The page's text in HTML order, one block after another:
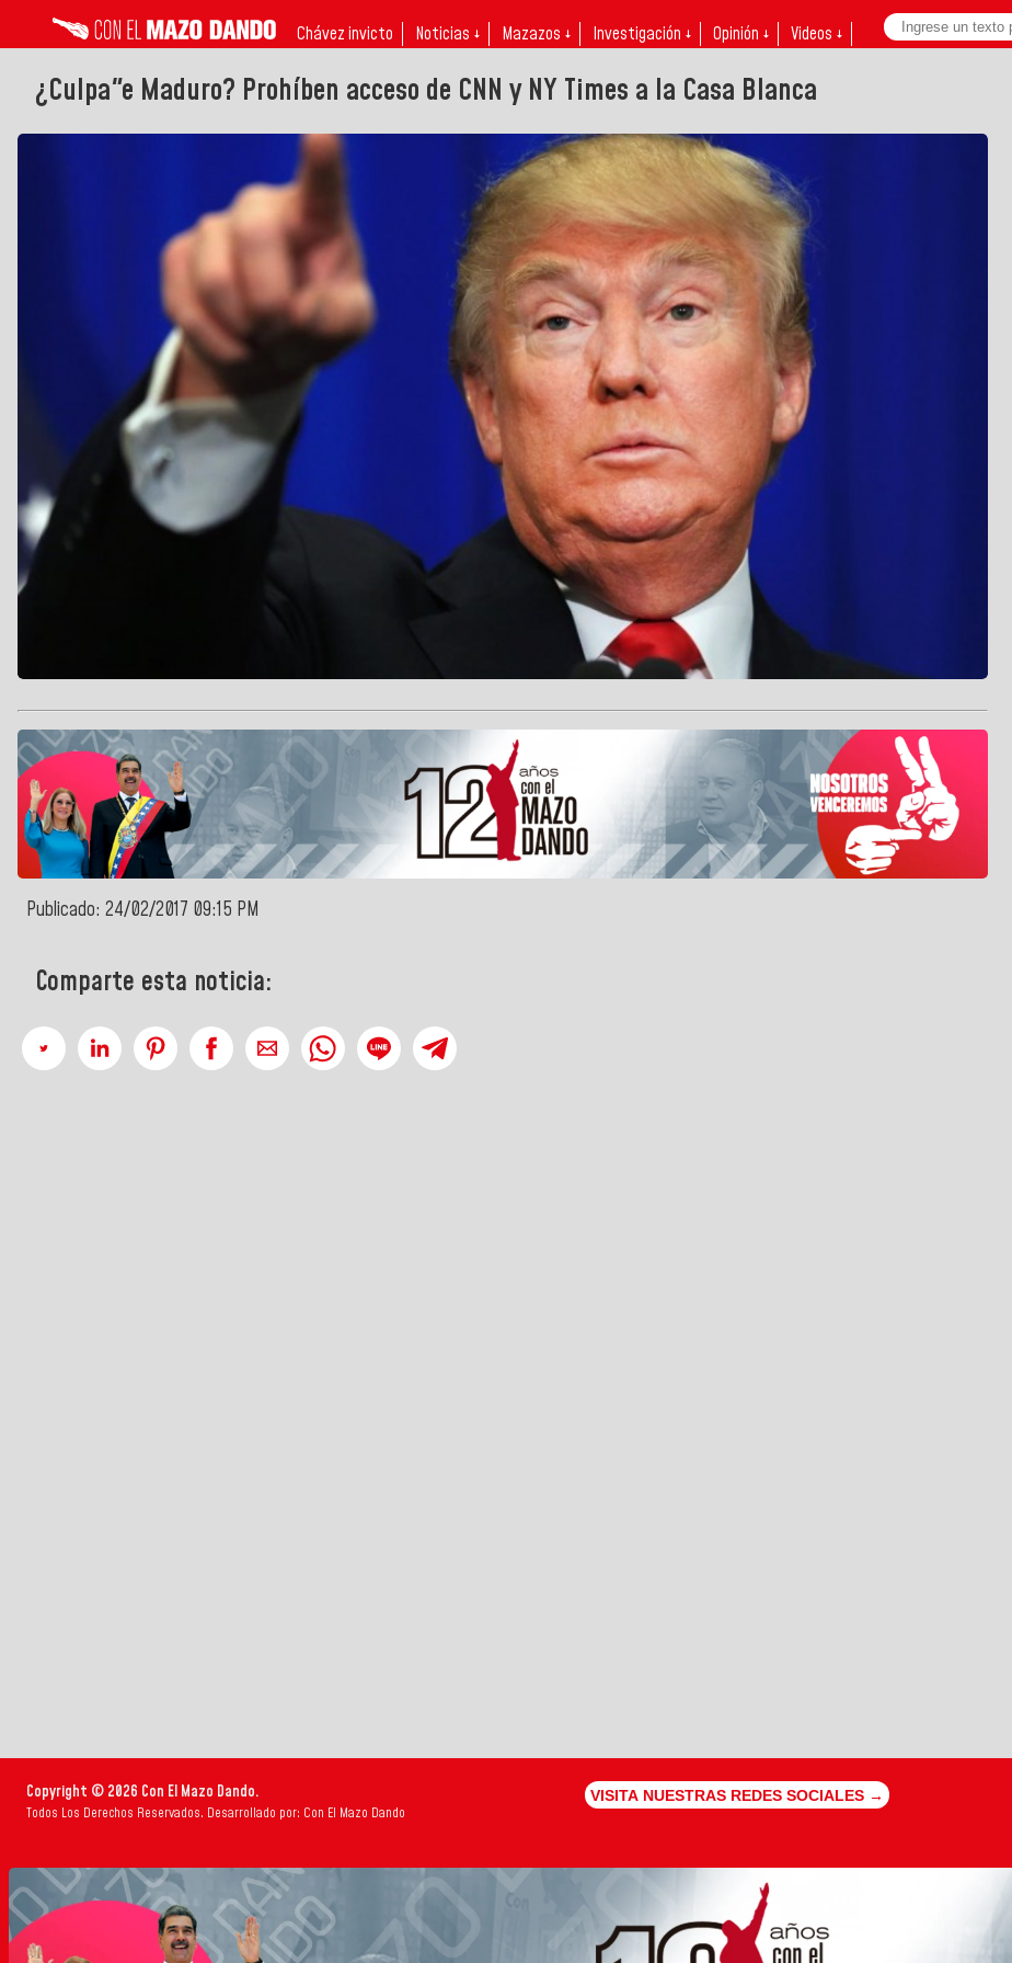
Chávez invicto Noticias ↓ Mazazos ↓ Investigación ↓ Opinión ↓ Videos ↓
¿Culpa"e Maduro? Prohíben acceso de CNN y NY Times a la Casa Blanca
Publicado: 24/02/2017 09:15 PM
Comparte esta noticia:
Copyright © 2026 Con El Mazo Dando.
Todos Los Derechos Reservados. Desarrollado por: Con El Mazo Dando
VISITA NUESTRAS REDES SOCIALES →